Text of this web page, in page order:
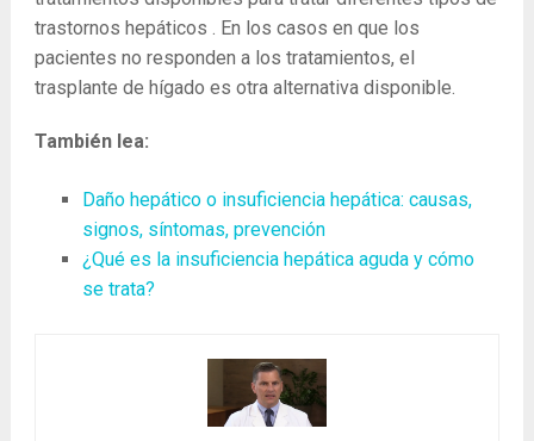
trastornos hepáticos . En los casos en que los
pacientes no responden a los tratamientos, el
trasplante de hígado es otra alternativa disponible.
También lea:
Daño hepático o insuficiencia hepática: causas,
signos, síntomas, prevención
¿Qué es la insuficiencia hepática aguda y cómo
se trata?